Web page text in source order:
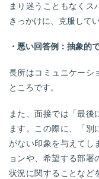
まり迷うこともなくス
きっかけに、克服して
・悪い回答例：抽象的
長所はコミュニケーシ
ところです。
また、面接では「最後
ます。この際に、「別
がない印象を与えてし
ョンや、希望する部署
状況に関することなど